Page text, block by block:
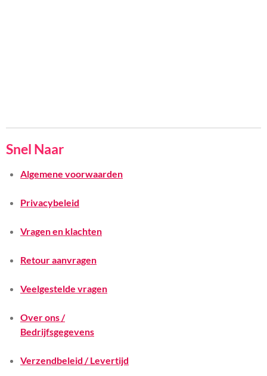
Snel Naar
Algemene voorwaarden
Privacybeleid
Vragen en klachten
Retour aanvragen
Veelgestelde vragen
Over ons /
Bedrijfsgegevens
Verzendbeleid / Levertijd